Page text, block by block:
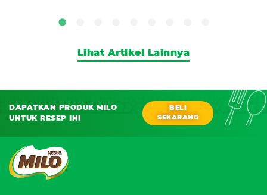
Lihat Artikel Lainnya
DAPATKAN PRODUK MILO
UNTUK RESEP INI
BELI
SEKARANG